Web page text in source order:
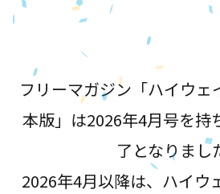
フリーマガジン「ハイウェ
本版」は2026年4月号を持
了となりまし
2026年4月以降は、ハイウ